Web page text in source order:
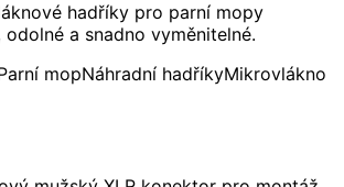
hadříky pro parní mopy
odolné a snadno vyměnitelné.
mopNáhradní hadříkyMikrovlákno